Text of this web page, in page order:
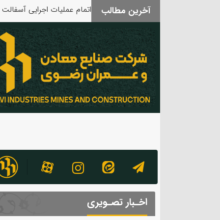
آخرین مطالب
اخـبار تصـویری